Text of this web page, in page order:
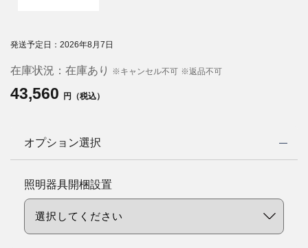
発送予定日：2026年8月7日
在庫状況： 在庫あり ※キャンセル不可 ※返品不可
43,560 円（税込）
オプション選択
照明器具開梱設置